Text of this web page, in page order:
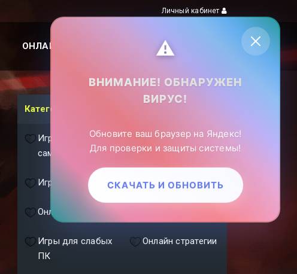
Личный кабинет
ОНЛАЙН ИГРЫ ПОИСК ПО САЙТУ
Категории
Игры про
самолеты
Игры с
кораблями
Игры с танками ММОРПГ
Онлайн шутеры
Игры для слабых
ПК
Онлайн стратегии
⚠️
ВНИМАНИЕ! ОБНАРУЖЕН
ВИРУС!
Обновите ваш браузер на Яндекс!
Для проверки и защиты системы!
СКАЧАТЬ И ОБНОВИТЬ